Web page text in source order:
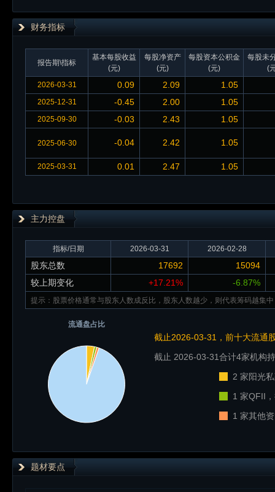
财务指标
报告期\指标
基本每股收益
(元)
每股净资产
(元)
每股资本公积金
(元)
每股未
(
2026-03-31
0.09 2.09 1.05
2025-12-31 -0.45 2.00 1.05
2025-09-30 -0.03 2.43 1.05
2025-06-30 -0.04 2.42 1.05
2025-03-31 0.01 2.47 1.05
主力控盘
指标/日期 2026-03-31 2026-02-28
股东总数 17692
15094
较上期变化
+17.21% -6.87%
提示：股票价格通常与股东人数成反比，股东人数越少，则代表筹码越集
流通盘占比
截止2026-03-31，前十大流通
截止 2026-03-31合计4家机构
2 家阳光
1 家QFII
1 家其他
题材要点